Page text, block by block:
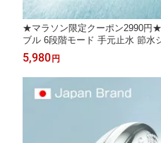
★マラソン限定クーポン2990円
ブル 6段階モード 手元止水 節水
クロバブル 増圧節水 極細水流
除去 肌に優しい 頭皮ケア 保温
付簡単
5,980円